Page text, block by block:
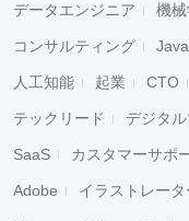
データエンジニア 機
コンサルティング
人工知能 起業 CTO
テックリード デジタ
SaaS カスタマーサポ
Adobe イラストレータ